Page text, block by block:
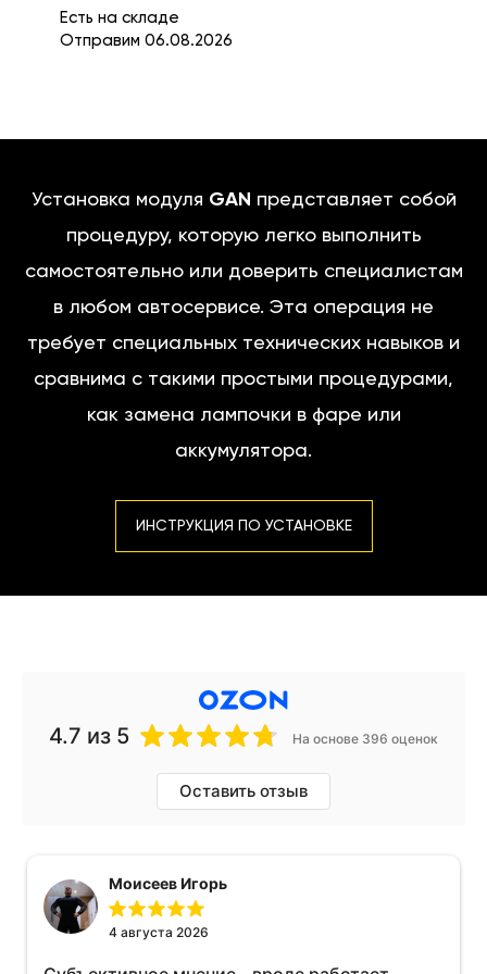
Есть на складе
Отправим 06.08.2026
Установка модуля GAN представляет собой
процедуру, которую легко выполнить
самостоятельно или доверить специалистам
в любом автосервисе. Эта операция не
требует специальных технических навыков и
сравнима с такими простыми процедурами,
как замена лампочки в фаре или
аккумулятора.
ИНСТРУКЦИЯ ПО УСТАНОВКЕ
4.7 из 5 На основе 396 оценок
Оставить отзыв
Моисеев Игорь
4 августа 2026